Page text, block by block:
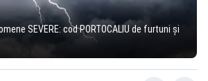
SEVERE: cod PORTOCALIU de furtuni și